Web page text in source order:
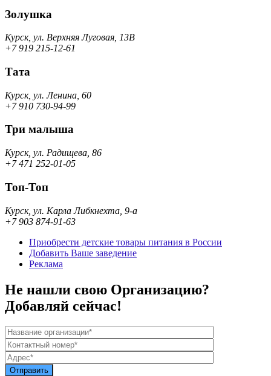
Золушка
Курск, ул. Верхняя Луговая, 13В
+7 919 215-12-61
Тата
Курск, ул. Ленина, 60
+7 910 730-94-99
Три малыша
Курск, ул. Радищева, 86
+7 471 252-01-05
Топ-Топ
Курск, ул. Карла Либкнехта, 9-а
+7 903 874-91-63
Приобрести детские товары питания в России
Добавить Ваше заведение
Реклама
Не нашли свою Организацию?
Добавляй сейчас!